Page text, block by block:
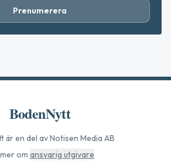
Prenumerera
BodenNytt
är en del av Notisen Media AB
om ansvarig utgivare